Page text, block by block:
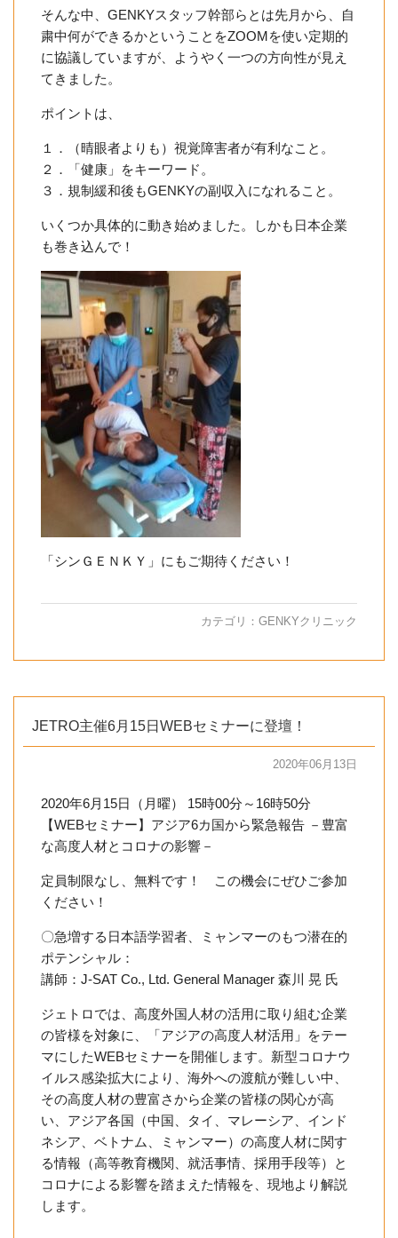
そんな中、GENKYスタッフ幹部らとは先月から、自
粛中何ができるかということをZOOMを使い定期的
に協議していますが、ようやく一つの方向性が見え
てきました。
ポイントは、
１．（晴眼者よりも）視覚障害者が有利なこと。
２．「健康」をキーワード。
３．規制緩和後もGENKYの副収入になれること。
いくつか具体的に動き始めました。しかも日本企業
も巻き込んで！
「シンＧＥＮＫＹ」にもご期待ください！
カテゴリ： GENKYクリニック
JETRO主催6月15日WEBセミナーに登壇！
2020年06月13日
2020年6月15日（月曜） 15時00分～16時50分
【WEBセミナー】アジア6カ国から緊急報告 －豊富
な高度人材とコロナの影響－
定員制限なし、無料です！ この機会にぜひご参加
ください！
〇急増する日本語学習者、ミャンマーのもつ潜在的
ポテンシャル：
講師：J-SAT Co., Ltd. General Manager 森川 晃 氏
ジェトロでは、高度外国人材の活用に取り組む企業
の皆様を対象に、「アジアの高度人材活用」をテー
マにしたWEBセミナーを開催します。新型コロナウ
イルス感染拡大により、海外への渡航が難しい中、
その高度人材の豊富さから企業の皆様の関心が高
い、アジア各国（中国、タイ、マレーシア、インド
ネシア、ベトナム、ミャンマー）の高度人材に関す
る情報（高等教育機関、就活事情、採用手段等）と
コロナによる影響を踏まえた情報を、現地より解説
します。